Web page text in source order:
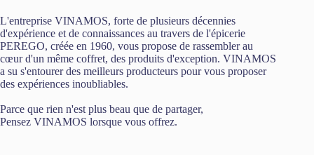
L'entreprise VINAMOS, forte de plusieurs décennies
d'expérience et de connaissances au travers de l'épicerie
PEREGO, créée en 1960, vous propose de rassembler au
cœur d'un même coffret, des produits d'exception. VINAMOS
a su s'entourer des meilleurs producteurs pour vous proposer
des expériences inoubliables.
Parce que rien n'est plus beau que de partager,
Pensez VINAMOS lorsque vous offrez.